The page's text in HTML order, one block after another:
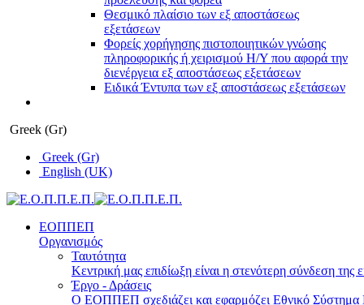
Θεσμικό πλαίσιο των εξ αποστάσεως
εξετάσεων
Φορείς χορήγησης πιστοποιητικών γνώσης
πληροφορικής ή χειρισμού Η/Υ που αφορά την
διενέργεια εξ αποστάσεως εξετάσεων
Ειδικά Έντυπα των εξ αποστάσεως εξετάσεων
Greek (Gr)
Greek (Gr)
English (UK)
ΕΟΠΠΕΠ
Οργανισμός
Ταυτότητα
Κεντρική μας επιδίωξη είναι η στενότερη σύνδεση της
Έργο - Δράσεις
Ο ΕΟΠΠΕΠ σχεδιάζει και εφαρμόζει Eθνικό Σύστημα